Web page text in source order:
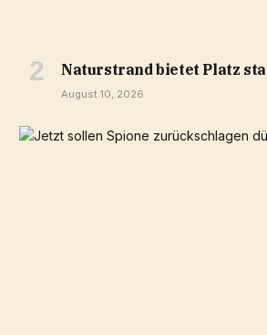
Naturstrand bietet Platz
August 10, 2026